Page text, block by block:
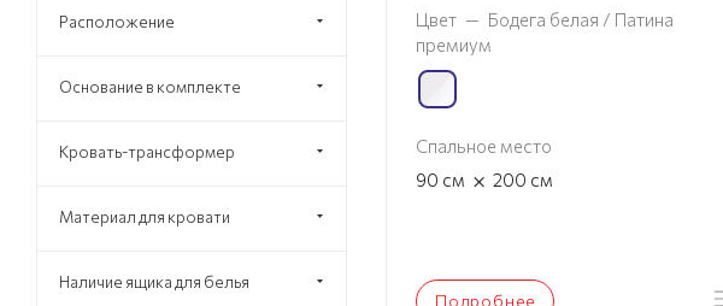
Цвет — Бодега белая / Патина
премиум
Спальное место
90 см × 200 см
Подробнее
Расположение
Основание в комплекте
Кровать-трансформер
Материал для кровати
Наличие ящика для белья